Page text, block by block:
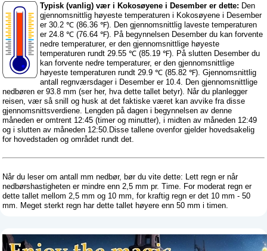
Typisk (vanlig) vær i Kokosøyene i Desember er dette: Den
gjennomsnittlig høyeste temperaturen i Kokosøyene i Desember
er 30.2 ℃ (86.36 ℉). Den gjennomsnittlig laveste temperaturen
er 24.8 ℃ (76.64 ℉). På begynnelsen Desember du kan forvente
nedre temperaturer, er den gjennomsnittlige høyeste
temperaturen rundt 29.55 ℃ (85.19 ℉). På slutten Desember du
kan forvente nedre temperaturer, er den gjennomsnittlige
høyeste temperaturen rundt 29.9 ℃ (85.82 ℉). Gjennomsnittlig
antall regnværsdager i Desember er 10.4. Den gjennomsnittlige
nedbøren er 93.8 mm (ser her, hva dette tallet betyr). Når du planlegger
reisen, vær så snill og husk at det faktiske været kan avvike fra disse
gjennomsnittsverdiene. Lengden på dagen i begynnelsen av denne
måneden er omtrent 12:45 (timer og minutter), i midten av måneden 12:49
og i slutten av måneden 12:50.Disse tallene ovenfor gjelder hovedsakelig
for hovedstaden og området rundt det.
Når du leser om antall mm nedbør, bør du vite dette: Lett regn er når
nedbørshastigheten er mindre enn 2,5 mm pr. Time. For moderat regn er
dette tallet mellom 2,5 mm og 10 mm, for kraftig regn er det 10 mm - 50
mm. Meget sterkt regn har dette tallet høyere enn 50 mm i timen.